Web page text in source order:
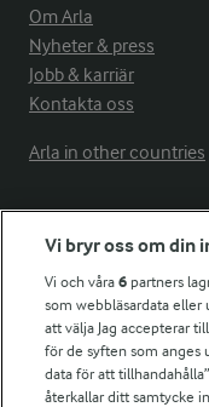
Om Arla
Nyheter & press
Jobb & karriär
Kontakta oss
Arla in other countries
Fler Arlasajter
För ägare
Arlas kundportal
Arla.com
Falbygdens Ost
Vi bryr oss om din
Vi och våra6 partners
som webbläsardata
att välja Jag accepterar
för de syften som anges
data för att
återkallar ditt samtycke